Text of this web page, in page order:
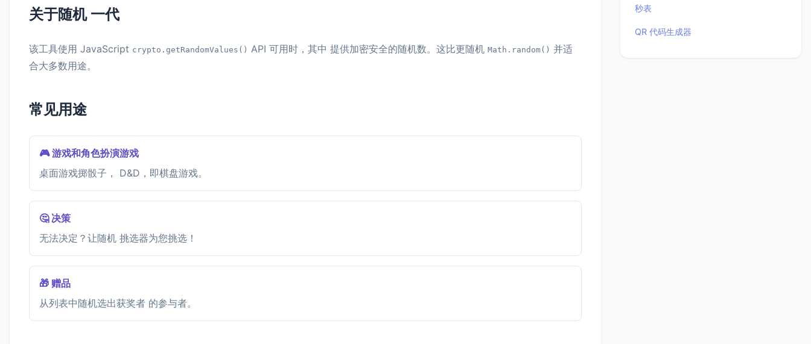
关于随机 一代
该工具使用 JavaScript crypto.getRandomValues() API 可用时，其中 提供加密安全的随机数。这比更随机 Math.random() 并适
合大多数用途。
常见用途
🎮 游戏和角色扮演游戏
桌面游戏掷骰子， D&D，即棋盘游戏。
🤔 决策
无法决定？让随机 挑选器为您挑选！
🎁 赠品
从列表中随机选出获奖者 的参与者。
秒表
QR 代码生成器